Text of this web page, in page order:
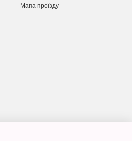
Мапа проїзду